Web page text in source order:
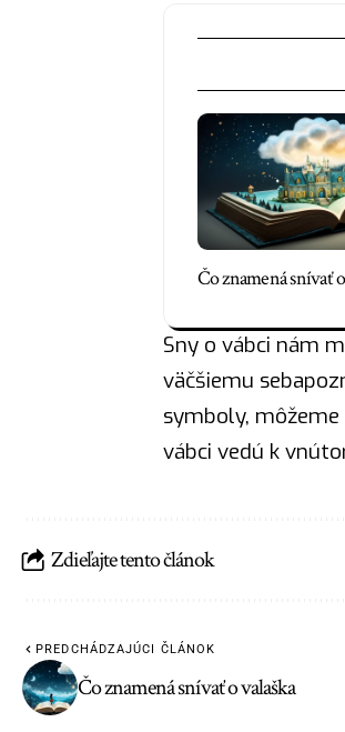
Čo znamená snívať
Sny o vábci nám
väčšiemu
symboly, môžeme
vábci vedú k
Zdieľajte tento článok
PREDCHÁDZAJÚCI ČLÁNOK
Čo znamená snívať o valaška